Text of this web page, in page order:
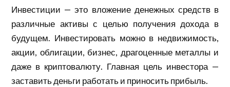
Инвестиции — это вложение денежных средств в
различные активы с целью получения дохода в
будущем. Инвестировать можно в недвижимость,
акции, облигации, бизнес, драгоценные металлы и
даже в криптовалюту. Главная цель инвестора —
заставить деньги работать и приносить прибыль.